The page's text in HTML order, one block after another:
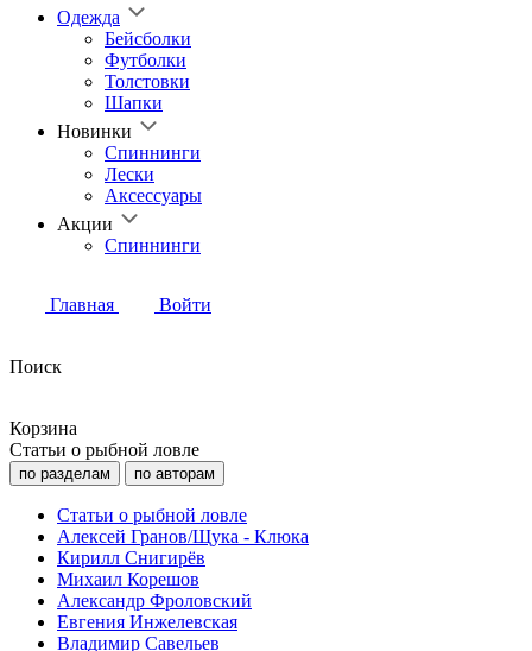
Одежда
Бейсболки
Футболки
Толстовки
Шапки
Новинки
Спиннинги
Лески
Аксессуары
Акции
Спиннинги
Главная Войти
Поиск
Корзина
Статьи о рыбной ловле
по разделам по авторам
Статьи о рыбной ловле
Алексей Гранов/Щука - Клюка
Кирилл Снигирёв
Михаил Корешов
Александр Фроловский
Евгения Инжелевская
Владимир Савельев